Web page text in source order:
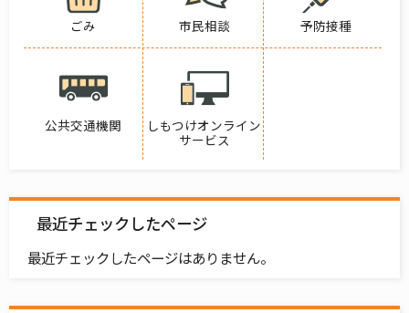
ごみ 市民相談 予防接種
公共交通機関
しもつけオンライン
サービス
最近チェックしたページ
最近チェックしたページはありません。